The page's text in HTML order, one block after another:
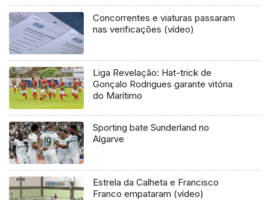
Concorrentes e viaturas passaram
nas verificações (vídeo)
Liga Revelação: Hat-trick de
Gonçalo Rodrigues garante vitória
do Marítimo
Sporting bate Sunderland no
Algarve
Estrela da Calheta e Francisco
Franco empataram (vídeo)